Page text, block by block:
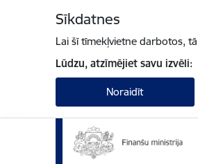
Sīkdatnes
Lai šī tīmekļvietne darbotos,
Lūdzu, atzīmējiet savu izvēli:
Noraidīt